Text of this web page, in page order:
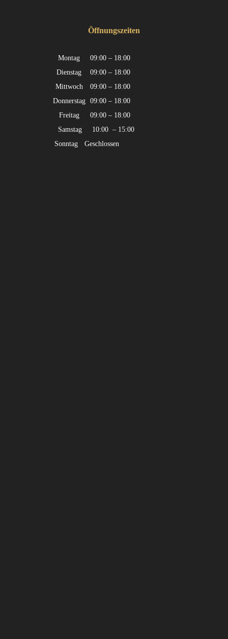
Öffnungszeiten
Montag
09:00 – 18:00
Dienstag
09:00 – 18:00
Mittwoch
09:00 – 18:00
Donnerstag
09:00 – 18:00
Freitag
09:00 – 18:00
Samstag
10:00 – 15:00
Sonntag
Geschlossen